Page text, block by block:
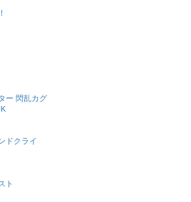
ー 閃乱カグ
ドクライ
ト